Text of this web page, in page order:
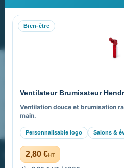
Bien-être
Ventilateur Brumisateur
Ventilation douce et brumisation
main.
Personnalisable logo Salons &
2,80 €HT
Recevez nos dernières
Nos expertises &
FAQ sur Promenoch Goodies
Pourquoi ça a marché à 100%
PROMENOCH GOODIES